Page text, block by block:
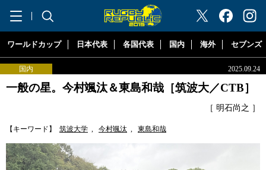
"ラグビーリパブリック"
ワールドカップ 日本代表 各国代表 国内 海外 セブンズ
国内 2025.09.24
一般の星。今村颯汰＆東島和哉［筑波大／CTB］
［ 明石尚之 ］
【キーワード】 筑波大学 , 今村颯汰 , 東島和哉